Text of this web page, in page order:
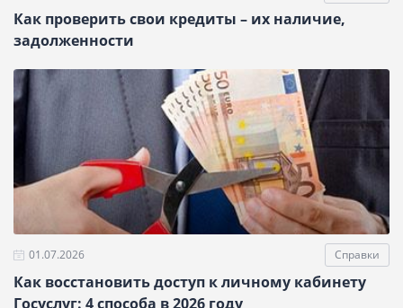
Как проверить свои кредиты – их наличие,
задолженности
01.07.2026 Справки
Как восстановить доступ к личному кабинету
Госуслуг: 4 способа в 2026 году